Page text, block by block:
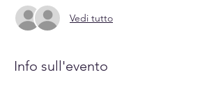
Vedi tutto
Info sull'evento